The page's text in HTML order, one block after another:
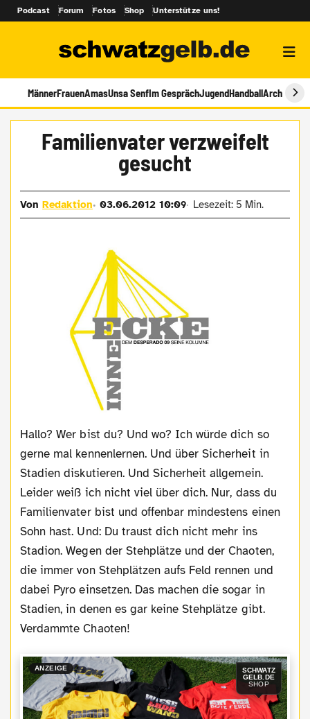
Podcast Forum Fotos Shop Unterstütze uns!
MännerFrauenAmasUnsa SenfIm GesprächJugendHandballArchiv
Familienvater verzweifelt
gesucht
VonRedaktion 03.06.2012 10:09 Lesezeit: 5 Min.
Hallo? Wer bist du? Und wo? Ich würde dich so
gerne mal kennenlernen. Und über Sicherheit in
Stadien diskutieren. Und Sicherheit allgemein.
Leider weiß ich nicht viel über dich. Nur, dass du
Familienvater bist und offenbar mindestens einen
Sohn hast. Und: Du traust dich nicht mehr ins
Stadion. Wegen der Stehplätze und der Chaoten,
die immer von Stehplätzen aufs Feld rennen und
dabei Pyro einsetzen. Das machen die sogar in
Stadien, in denen es gar keine Stehplätze gibt.
Verdammte Chaoten!
ANZEIGE
SCHWATZ
GELB.DE
SHOP